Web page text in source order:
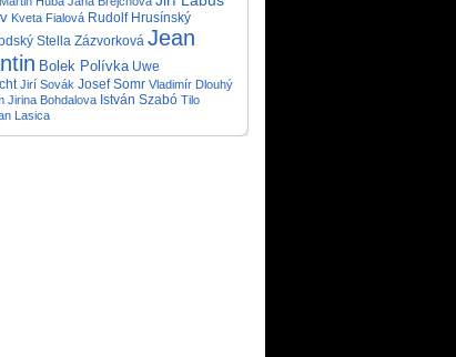
Kveta Fialová Rudolf Hrusínský
Stella Zázvorková Jean
Bolek Polívka Uwe
Jirí Sovák Josef Somr Vladimír Dlouhý
Jirina Bohdalova István Szabó Tilo
Lasica